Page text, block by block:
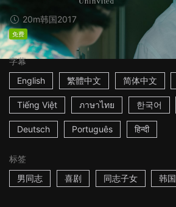
20m韩国2017
免费
字幕
English
繁體中文 简体中文
Tiếng Việt ภาษาไทย 한국어
Deutsch Português हिन्दी
标签
男同志
喜剧 同志子女 韩国